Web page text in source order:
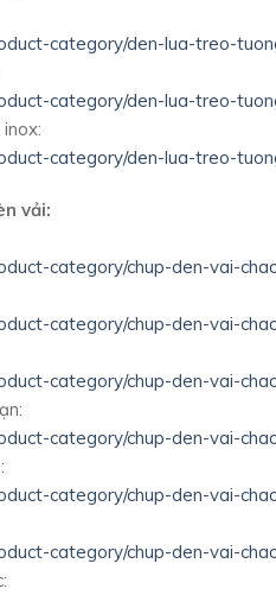
category/den-lua-treo-
category/den-lua-treo-
category/den-lua-treo-
vải:
category/chup-den-vai-
category/chup-den-vai-
category/chup-den-vai-
category/chup-den-vai-
category/chup-den-vai-
category/chup-den-vai-